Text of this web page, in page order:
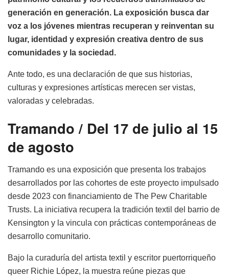
generación en generación. La exposición busca dar
voz a los jóvenes mientras recuperan y reinventan su
lugar, identidad y expresión creativa dentro de sus
comunidades y la sociedad.
Ante todo, es una declaración de que sus historias,
culturas y expresiones artísticas merecen ser vistas,
valoradas y celebradas.
Tramando / Del 17 de julio al 15
de agosto
Tramando es una exposición que presenta los trabajos
desarrollados por las cohortes de este proyecto impulsado
desde 2023 con financiamiento de The Pew Charitable
Trusts. La iniciativa recupera la tradición textil del barrio de
Kensington y la vincula con prácticas contemporáneas de
desarrollo comunitario.
Bajo la curaduría del artista textil y escritor puertorriqueño
queer Richie López, la muestra reúne piezas que